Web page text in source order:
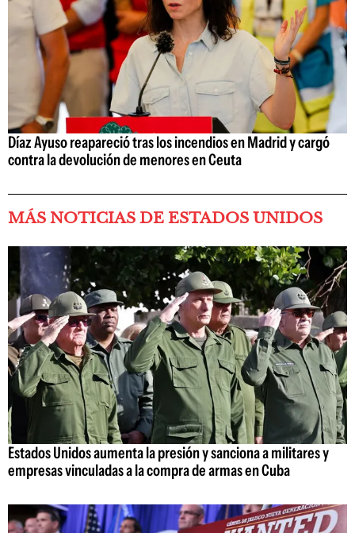
Díaz Ayuso reapareció tras los incendios en Madrid y cargó
contra la devolución de menores en Ceuta
MÁS NOTICIAS DE ESTADOS UNIDOS
Estados Unidos aumenta la presión y sanciona a militares y
empresas vinculadas a la compra de armas en Cuba